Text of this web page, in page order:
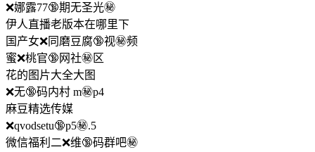
❌娜露77🔞期无圣光㊙️
伊人直播老版本在哪里下
国产女❌同磨豆腐🔞视㊙️频
蜜❌桃官🔞网社㊙️区
花的图片大全大图
❌无🔞码内村 m㊙️p4
麻豆精选传媒
❌qvodsetu🔞p5㊙️.5
微信福利二❌维🔞码群吧㊙️